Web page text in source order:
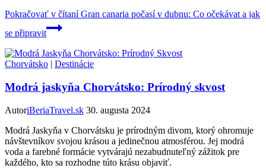
Pokračovať v čítaníGran canaria počasí v dubnu: Co očekávat a jak
se připravit
Chorvátsko | Destinácie
Modrá jaskyňa Chorvátsko: Prírodný skvost
AutoriBeriaTravel.sk 30. augusta 2024
Modrá Jaskyňa v Chorvátsku je prírodným divom, ktorý ohromuje
návštevníkov svojou krásou a jedinečnou atmosférou. Jej modrá
voda a farebné formácie vytvárajú nezabudnuteľný zážitok pre
každého, kto sa rozhodne túto krásu objaviť.